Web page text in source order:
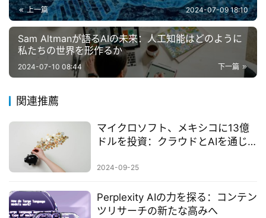
上一篇 2024-07-09 18:10
Sam Altmanが語るAIの未来：人工知能はどのように
私たちの世界を形作るか
下一篇
2024-07-10 08:44
関連推薦
マイクロソフト、メキシコに13億
ドルを投資：クラウドとAIを通じ
は？
2024-09-25
Perplexity AIの力を探る：コンテン
ツリサーチの新たな高みへ